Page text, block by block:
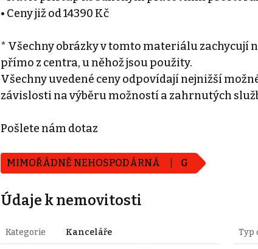
• Ceny již od 14390 Kč
* Všechny obrázky v tomto materiálu zachycují
přímo z centra, u něhož jsou použity.
Všechny uvedené ceny odpovídají nejnižší
závislosti na výběru možností a zahrnutých
Pošlete nám dotaz
MIMOŘÁDNĚ NEHOSPODÁRNÁ G
Údaje k nemovitosti
Kategorie Kanceláře Typ